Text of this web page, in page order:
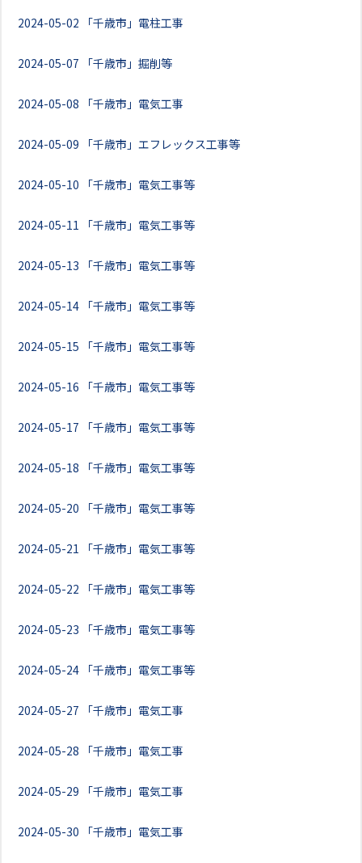
2024-05-02 「千歳市」電柱工事
2024-05-07 「千歳市」掘削等
2024-05-08 「千歳市」電気工事
2024-05-09 「千歳市」エフレックス工事等
2024-05-10 「千歳市」電気工事等
2024-05-11 「千歳市」電気工事等
2024-05-13 「千歳市」電気工事等
2024-05-14 「千歳市」電気工事等
2024-05-15 「千歳市」電気工事等
2024-05-16 「千歳市」電気工事等
2024-05-17 「千歳市」電気工事等
2024-05-18 「千歳市」電気工事等
2024-05-20 「千歳市」電気工事等
2024-05-21 「千歳市」電気工事等
2024-05-22 「千歳市」電気工事等
2024-05-23 「千歳市」電気工事等
2024-05-24 「千歳市」電気工事等
2024-05-27 「千歳市」電気工事
2024-05-28 「千歳市」電気工事
2024-05-29 「千歳市」電気工事
2024-05-30 「千歳市」電気工事